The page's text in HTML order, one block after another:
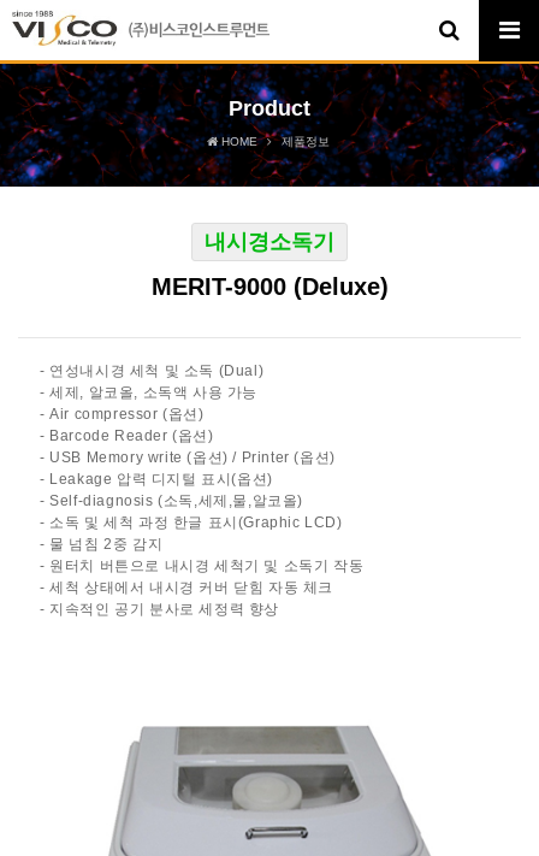
Product
HOME 제품정보
내시경소독기
MERIT-9000 (Deluxe)
- 연성내시경 세척 및 소독 (Dual)
- 세제, 알코올, 소독액 사용 가능
- Air compressor (옵션)
- Barcode Reader (옵션)
- USB Memory write (옵션) / Printer (옵션)
- Leakage 압력 디지털 표시(옵션)
- Self-diagnosis (소독,세제,물,알코올)
- 소독 및 세척 과정 한글 표시(Graphic LCD)
- 물 넘침 2중 감지
- 원터치 버튼으로 내시경 세척기 및 소독기 작동
- 세척 상태에서 내시경 커버 닫힘 자동 체크
- 지속적인 공기 분사로 세정력 향상